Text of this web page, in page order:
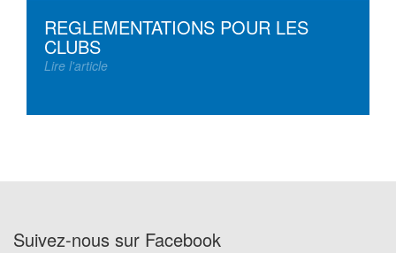
REGLEMENTATIONS POUR LES
CLUBS
Lire l'article
Suivez-nous sur Facebook